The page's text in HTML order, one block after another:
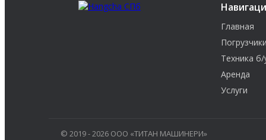
Главная
Погрузчики
Техника б/
Аренда
Услуги
© 2019 - 2026 ООО «ТИТАН МАШИНЕРИ»